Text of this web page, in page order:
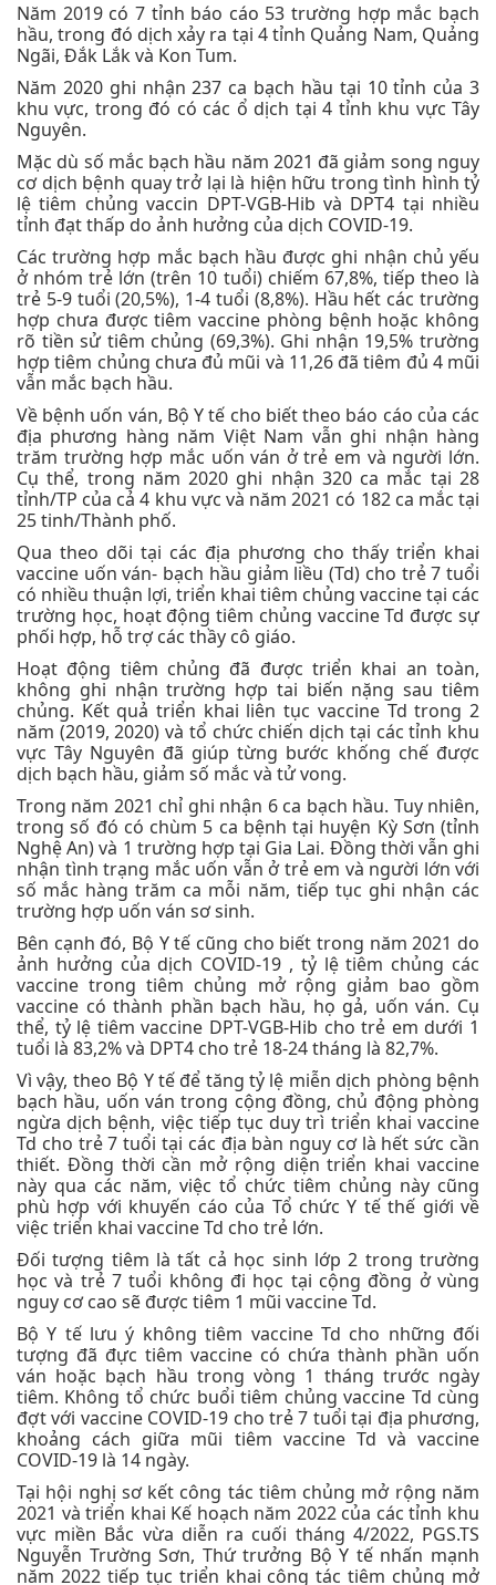
Năm 2019 có 7 tỉnh báo cáo 53 trường hợp mắc bạch
hầu, trong đó dịch xảy ra tại 4 tỉnh Quảng Nam, Quảng
Ngãi, Đắk Lắk và Kon Tum.
Năm 2020 ghi nhận 237 ca bạch hầu tại 10 tỉnh của 3
khu vực, trong đó có các ổ dịch tại 4 tỉnh khu vực Tây
Nguyên.
Mặc dù số mắc bạch hầu năm 2021 đã giảm song nguy
cơ dịch bệnh quay trở lại là hiện hữu trong tình hình tỷ
lệ tiêm chủng vaccin DPT-VGB-Hib và DPT4 tại nhiều
tỉnh đạt thấp do ảnh hưởng của dịch COVID-19.
Các trường hợp mắc bạch hầu được ghi nhận chủ yếu
ở nhóm trẻ lớn (trên 10 tuổi) chiếm 67,8%, tiếp theo là
trẻ 5-9 tuổi (20,5%), 1-4 tuổi (8,8%). Hầu hết các trường
hợp chưa được tiêm vaccine phòng bệnh hoặc không
rõ tiền sử tiêm chủng (69,3%). Ghi nhận 19,5% trường
hợp tiêm chủng chưa đủ mũi và 11,26 đã tiêm đủ 4 mũi
vẫn mắc bạch hầu.
Về bệnh uốn ván, Bộ Y tế cho biết theo báo cáo của các
địa phương hàng năm Việt Nam vẫn ghi nhận hàng
trăm trường hợp mắc uốn ván ở trẻ em và người lớn.
Cụ thể, trong năm 2020 ghi nhận 320 ca mắc tại 28
tỉnh/TP của cả 4 khu vực và năm 2021 có 182 ca mắc tại
25 tinh/Thành phố.
Qua theo dõi tại các địa phương cho thấy triển khai
vaccine uốn ván- bạch hầu giảm liều (Td) cho trẻ 7 tuổi
có nhiều thuận lợi, triển khai tiêm chủng vaccine tại các
trường học, hoạt động tiêm chủng vaccine Td được sự
phối hợp, hỗ trợ các thầy cô giáo.
Hoạt động tiêm chủng đã được triển khai an toàn,
không ghi nhận trường hợp tai biến nặng sau tiêm
chủng. Kết quả triển khai liên tục vaccine Td trong 2
năm (2019, 2020) và tổ chức chiến dịch tại các tỉnh khu
vực Tây Nguyên đã giúp từng bước khống chế được
dịch bạch hầu, giảm số mắc và tử vong.
Trong năm 2021 chỉ ghi nhận 6 ca bạch hầu. Tuy nhiên,
trong số đó có chùm 5 ca bệnh tại huyện Kỳ Sơn (tỉnh
Nghệ An) và 1 trường hợp tại Gia Lai. Đồng thời vẫn ghi
nhận tình trạng mắc uốn vẫn ở trẻ em và người lớn với
số mắc hàng trăm ca mỗi năm, tiếp tục ghi nhận các
trường hợp uốn ván sơ sinh.
Bên cạnh đó, Bộ Y tế cũng cho biết trong năm 2021 do
ảnh hưởng của dịch COVID-19 , tỷ lệ tiêm chủng các
vaccine trong tiêm chủng mở rộng giảm bao gồm
vaccine có thành phần bạch hầu, họ gả, uốn ván. Cụ
thể, tỷ lệ tiêm vaccine DPT-VGB-Hib cho trẻ em dưới 1
tuổi là 83,2% và DPT4 cho trẻ 18-24 tháng là 82,7%.
Vì vậy, theo Bộ Y tế để tăng tỷ lệ miễn dịch phòng bệnh
bạch hầu, uốn ván trong cộng đồng, chủ động phòng
ngừa dịch bệnh, việc tiếp tục duy trì triển khai vaccine
Td cho trẻ 7 tuổi tại các địa bàn nguy cơ là hết sức cần
thiết. Đồng thời cần mở rộng diện triển khai vaccine
này qua các năm, việc tổ chức tiêm chủng này cũng
phù hợp với khuyến cáo của Tổ chức Y tế thế giới về
việc triển khai vaccine Td cho trẻ lớn.
Đối tượng tiêm là tất cả học sinh lớp 2 trong trường
học và trẻ 7 tuổi không đi học tại cộng đồng ở vùng
nguy cơ cao sẽ được tiêm 1 mũi vaccine Td.
Bộ Y tế lưu ý không tiêm vaccine Td cho những đối
tượng đã đực tiêm vaccine có chứa thành phần uốn
ván hoặc bạch hầu trong vòng 1 tháng trước ngày
tiêm. Không tổ chức buổi tiêm chủng vaccine Td cùng
đợt với vaccine COVID-19 cho trẻ 7 tuổi tại địa phương,
khoảng cách giữa mũi tiêm vaccine Td và vaccine
COVID-19 là 14 ngày.
Tại hội nghị sơ kết công tác tiêm chủng mở rộng năm
2021 và triển khai Kế hoạch năm 2022 của các tỉnh khu
vực miền Bắc vừa diễn ra cuối tháng 4/2022, PGS.TS
Nguyễn Trường Sơn, Thứ trưởng Bộ Y tế nhấn mạnh
năm 2022 tiếp tục triển khai công tác tiêm chủng mở